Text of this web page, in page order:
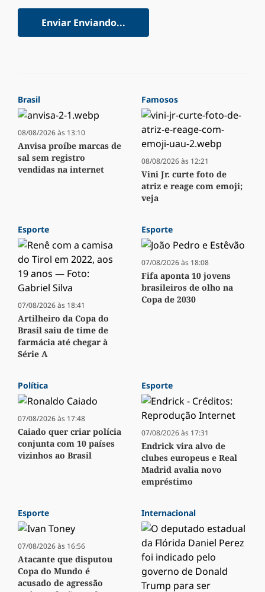
Enviar Enviando...
Brasil
08/08/2026 às 13:10
Anvisa proíbe marcas de
sal sem registro
vendidas na internet
Famosos
08/08/2026 às 12:21
Vini Jr. curte foto de
atriz e reage com emoji;
veja
Esporte
07/08/2026 às 18:41
Artilheiro da Copa do
Brasil saiu de time de
farmácia até chegar à
Série A
Esporte
07/08/2026 às 18:08
Fifa aponta 10 jovens
brasileiros de olho na
Copa de 2030
Política
07/08/2026 às 17:48
Caiado quer criar polícia
conjunta com 10 países
vizinhos ao Brasil
Esporte
07/08/2026 às 17:31
Endrick vira alvo de
clubes europeus e Real
Madrid avalia novo
empréstimo
Esporte
07/08/2026 às 16:56
Atacante que disputou
Copa do Mundo é
acusado de agressão
Internacional